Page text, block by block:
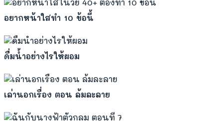
อยากหน้าใสทำ 10 ข้อนี้
ดื่มน้ำอย่างไรให้ผอม
เล่านอกเรื่อง ตอน ล้มละลาย